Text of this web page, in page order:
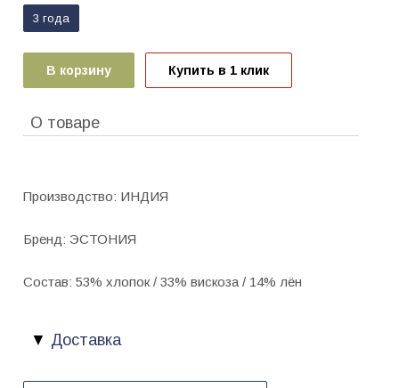
3 года
В корзину Купить в 1 клик
О товаре
Производство: ИНДИЯ
Бренд: ЭСТОНИЯ
Состав: 53% хлопок / 33% вискоза / 14% лён
Доставка